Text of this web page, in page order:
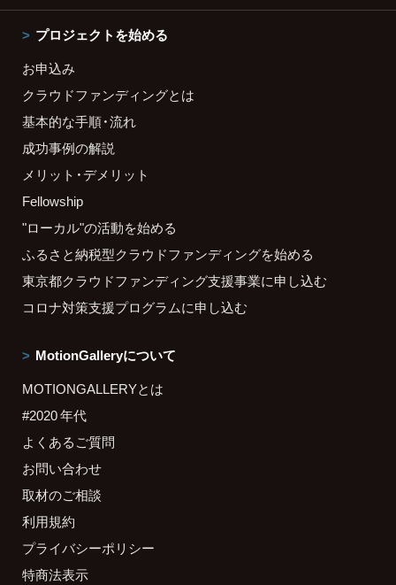
プロジェクトを始める
お申込み
クラウドファンディングとは
基本的な手順・流れ
成功事例の解説
メリット・デメリット
Fellowship
"ローカル"の活動を始める
ふるさと納税型クラウドファンディングを始める
東京都クラウドファンディング支援事業に申し込む
コロナ対策支援プログラムに申し込む
MotionGalleryについて
MOTIONGALLERYとは
#2020 年代
よくあるご質問
お問い合わせ
取材のご相談
利用規約
プライバシーポリシー
特商法表示